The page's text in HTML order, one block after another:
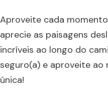
Aproveite cada
aprecie as paisagens
incríveis ao longo do
seguro(a) e aproveite ao
única!